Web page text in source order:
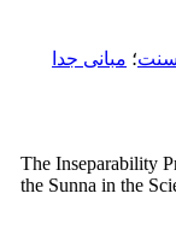
؛ مبانی جدا
The Inseparability
the Sunna in the